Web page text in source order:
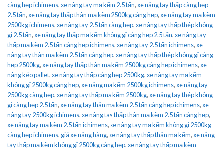
càng hẹp ichimens,xe nâng tay mạ kẽm 2.5 tấn,xe nâng tay thấp càng hẹp
2.5 tấn,xe nâng tay thấp thân mạ kẽm 2500kg càng hẹp,xe nâng tay mạ kẽm
2500kg ichimens,xe nâng tay 2.5 tấn càng hẹp,xe nâng tay thấp thép không
gỉ 2.5 tấn,xe nâng tay thấp mạ kẽm không gỉ càng hẹp 2.5 tấn,xe nâng tay
thấp mạ kẽm 2.5 tấn càng hẹp ichimens,xe nâng tay 2.5 tấn ichimens,xe
nâng tay thân mạ kẽm 2.5 tấn càng hẹp,xe nâng tay thấp thép không gỉ càng
hẹp 2500kg,xe nâng tay thấp thân mạ kẽm 2500kg càng hẹp ichimens,xe
nâng kéo pallet,xe nâng tay thấp càng hẹp 2500kg,xe nâng tay mạ kẽm
không gỉ 2500kg càng hẹp,xe nâng mạ kẽm 2500kg ichimens,xe nâng tay
2500kg càng hẹp,xe nâng tay thấp mạ kẽm 2500kg,xe nâng tay thép không
gỉ càng hẹp 2.5 tấn,xe nâng tay thân mạ kẽm 2.5 tấn càng hẹp ichimens,xe
nâng tay 2500kg ichimens,xe nâng tay thấp thân mạ kẽm 2.5 tấn càng hẹp,
xe nâng tay mạ kẽm 2.5 tấn ichimens,xe nâng tay mạ kẽm không gỉ 2500kg
càng hẹp ichimens, giá xe nâng hàng,xe nâng tay thấp thân mạ kẽm,xe nâng
tay thấp mạ kẽm không gỉ 2500kg càng hẹp,xe nâng tay thấp mạ kẽm